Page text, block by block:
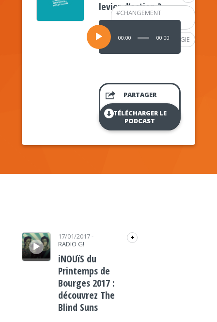
#CHANGEMENT
CLIMATIQUE
#PSYCHOLOGIE
levier d’action ?
Lecteur
audio
00:00 00:00
PARTAGER
TÉLÉCHARGER LE
PODCAST
Lecteur audio 17/01/2017-
RADIO G!
+
iNOUïS du
Printemps de
Bourges 2017 :
découvrez The
Blind Suns